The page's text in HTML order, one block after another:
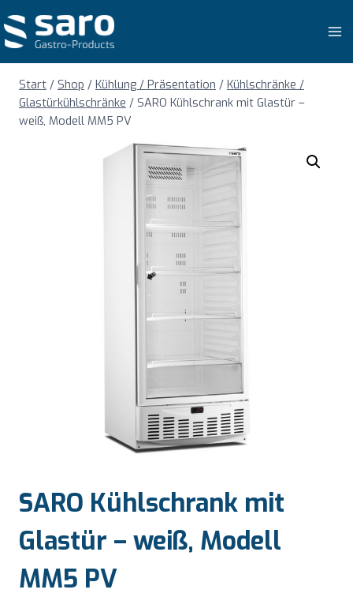
Inhalt
springen
Start / Shop / Kühlung / Präsentation / Kühlschränke /
Glastürkühlschränke / SARO Kühlschrank mit Glastür –
weiß, Modell MM5 PV
SARO Kühlschrank mit
Glastür – weiß, Modell
MM5 PV